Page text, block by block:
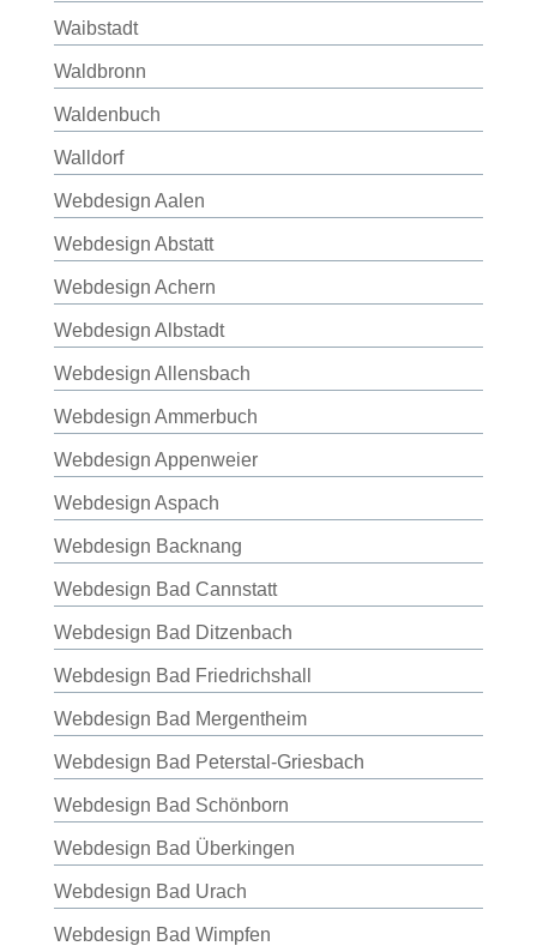
Waibstadt
Waldbronn
Waldenbuch
Walldorf
Webdesign Aalen
Webdesign Abstatt
Webdesign Achern
Webdesign Albstadt
Webdesign Allensbach
Webdesign Ammerbuch
Webdesign Appenweier
Webdesign Aspach
Webdesign Backnang
Webdesign Bad Cannstatt
Webdesign Bad Ditzenbach
Webdesign Bad Friedrichshall
Webdesign Bad Mergentheim
Webdesign Bad Peterstal-Griesbach
Webdesign Bad Schönborn
Webdesign Bad Überkingen
Webdesign Bad Urach
Webdesign Bad Wimpfen